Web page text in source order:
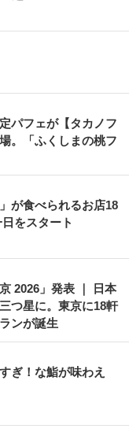
パフェが【タカノフ
。「ふくしまの桃フ
が食べられるお店18
をスタート
2026」発表 ｜ 日本
つ星に。東京に18軒
ンが誕生
ぎ！な鮨が味わえ